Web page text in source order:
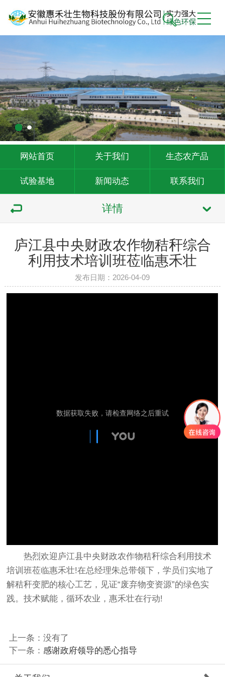
网站首页 关于我们 生态农产品
试验基地 新闻动态 联系我们
详情
庐江县中央财政农作物秸秆综合
利用技术培训班莅临惠禾壮
发布日期：2026-04-09
热烈欢迎庐江县中央财政农作物秸秆综合利用技术
培训班莅临惠禾壮!在总经理朱总带领下，学员们实地了
解秸秆变肥的核心工艺，见证“废弃物变资源”的绿色实
践。技术赋能，循环农业，惠禾壮在行动!
上一条：没有了
下一条： 感谢政府领导的悉心指导